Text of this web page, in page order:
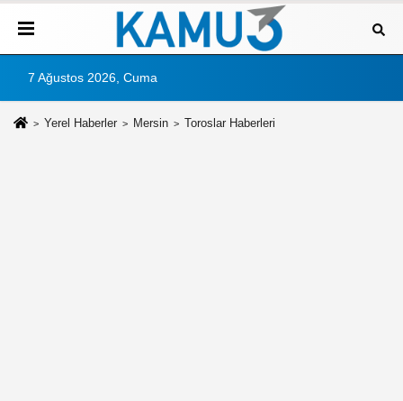
7 Ağustos 2026, Cuma
Yerel Haberler Mersin Toroslar Haberleri